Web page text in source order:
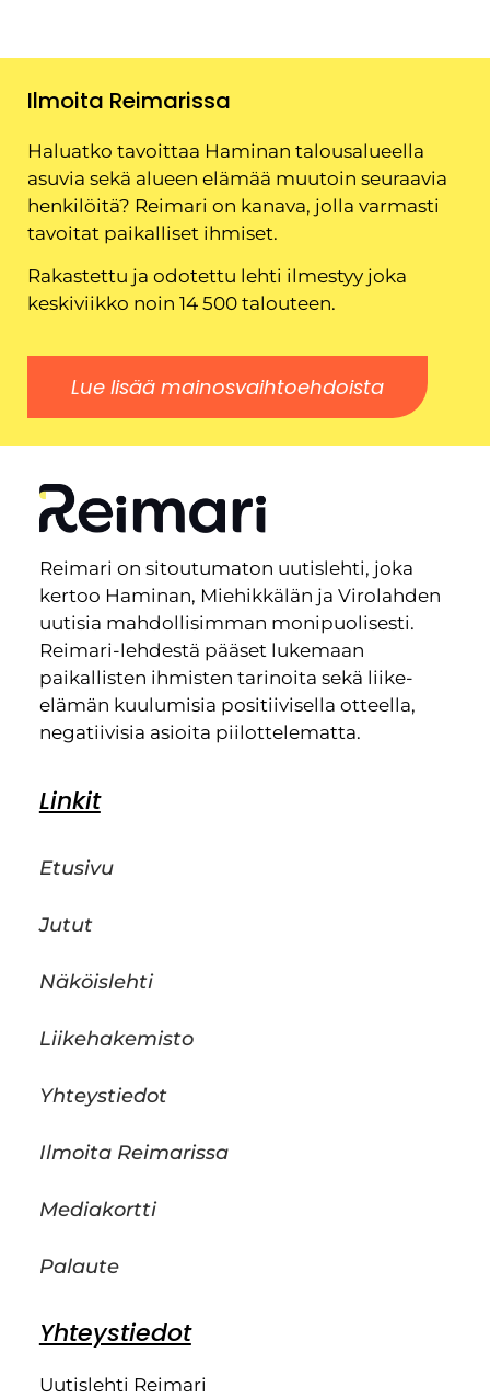
Ilmoita Reimarissa
Haluatko tavoittaa Haminan talousalueella
asuvia sekä alueen elämää muutoin seuraavia
henkilöitä? Reimari on kanava, jolla varmasti
tavoitat paikalliset ihmiset.
Rakastettu ja odotettu lehti ilmestyy joka
keskiviikko noin 14 500 talouteen.
Lue lisää mainosvaihtoehdoista
Reimari on sitoutumaton uutislehti, joka
kertoo Haminan, Miehikkälän ja Virolahden
uutisia mahdollisimman monipuolisesti.
Reimari-lehdestä pääset lukemaan
paikallisten ihmisten tarinoita sekä liike-
elämän kuulumisia positiivisella otteella,
negatiivisia asioita piilottelematta.
Linkit
Etusivu
Jutut
Näköislehti
Liikehakemisto
Yhteystiedot
Ilmoita Reimarissa
Mediakortti
Palaute
Yhteystiedot
Uutislehti Reimari